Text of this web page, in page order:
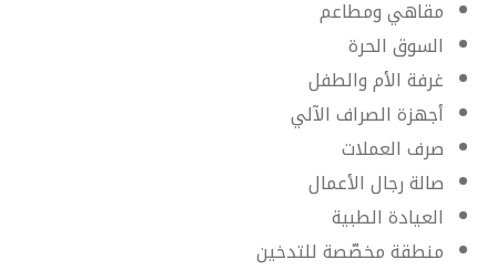
مقاهي ومطاعم
السوق الحرة
غرفة الأم والطفل
أجهزة الصراف الآلي
صرف العملات
صالة رجال الأعمال
العيادة الطبية
منطقة مخصّصة للتدخين